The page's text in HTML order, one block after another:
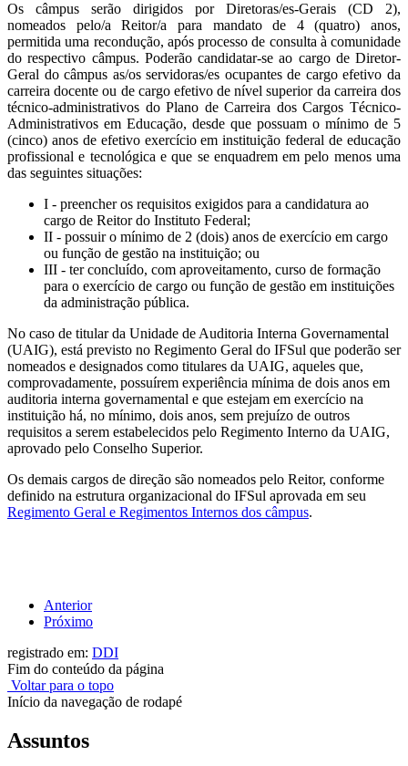
Os câmpus serão dirigidos por Diretoras/es-Gerais (CD 2),
nomeados pelo/a Reitor/a para mandato de 4 (quatro) anos,
permitida uma recondução, após processo de consulta à comunidade
do respectivo câmpus. Poderão candidatar-se ao cargo de Diretor-
Geral do câmpus as/os servidoras/es ocupantes de cargo efetivo da
carreira docente ou de cargo efetivo de nível superior da carreira dos
técnico-administrativos do Plano de Carreira dos Cargos Técnico-
Administrativos em Educação, desde que possuam o mínimo de 5
(cinco) anos de efetivo exercício em instituição federal de educação
profissional e tecnológica e que se enquadrem em pelo menos uma
das seguintes situações:
I - preencher os requisitos exigidos para a candidatura ao
cargo de Reitor do Instituto Federal;
II - possuir o mínimo de 2 (dois) anos de exercício em cargo
ou função de gestão na instituição; ou
III - ter concluído, com aproveitamento, curso de formação
para o exercício de cargo ou função de gestão em instituições
da administração pública.
No caso de titular da Unidade de Auditoria Interna Governamental
(UAIG), está previsto no Regimento Geral do IFSul que poderão ser
nomeados e designados como titulares da UAIG, aqueles que,
comprovadamente, possuírem experiência mínima de dois anos em
auditoria interna governamental e que estejam em exercício na
instituição há, no mínimo, dois anos, sem prejuízo de outros
requisitos a serem estabelecidos pelo Regimento Interno da UAIG,
aprovado pelo Conselho Superior.
Os demais cargos de direção são nomeados pelo Reitor, conforme
definido na estrutura organizacional do IFSul aprovada em seu
Regimento Geral e Regimentos Internos dos câmpus.
Anterior
Próximo
registrado em: DDI
Fim do conteúdo da página
Voltar para o topo
Início da navegação de rodapé
Assuntos